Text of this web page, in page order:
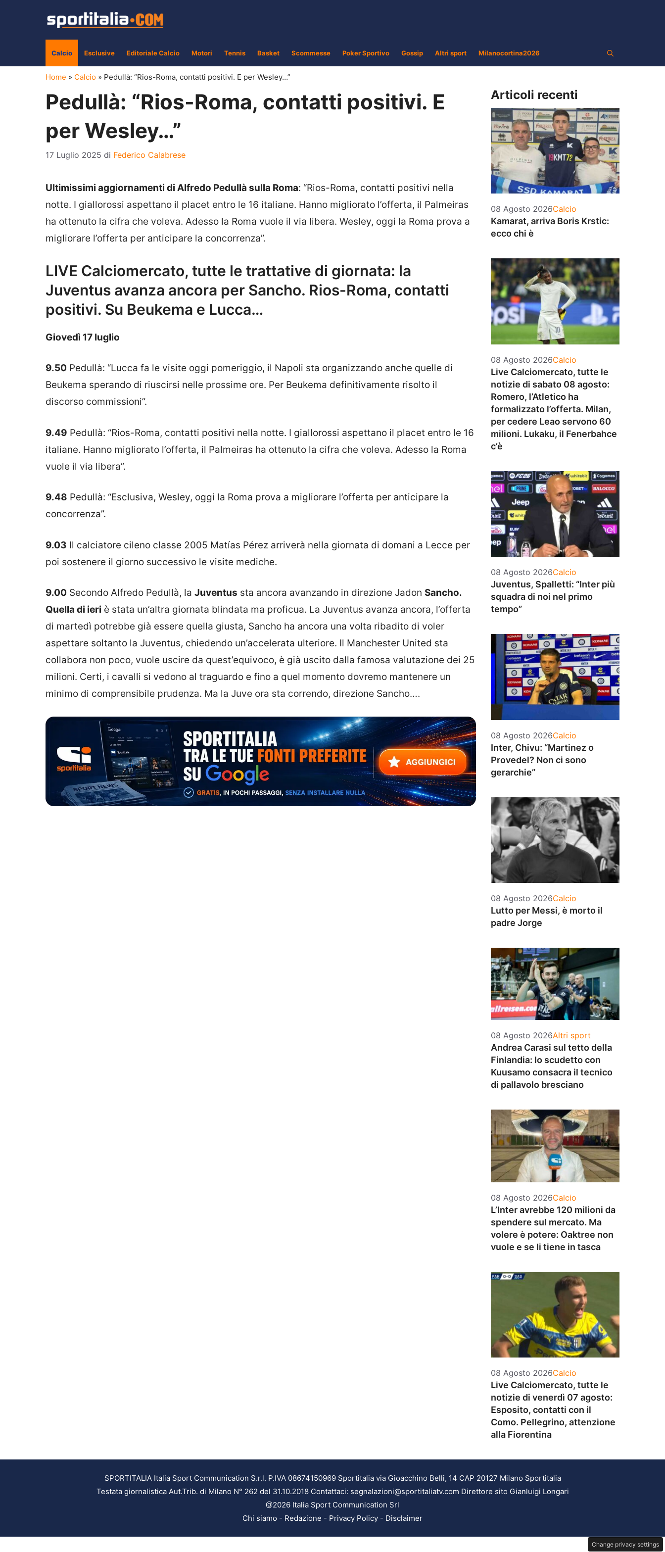
Calcio Esclusive Editoriale Calcio Motori Tennis Basket Scommesse Poker Sportivo Gossip Altri sport Milanocortina2026
Home » Calcio » Pedullà: “Rios-Roma, contatti positivi. E per Wesley…”
Pedullà: “Rios-Roma, contatti positivi. E
per Wesley…”
17 Luglio 2025 di Federico Calabrese
Ultimissimi aggiornamenti di Alfredo Pedullà sulla Roma: “Rios-Roma, contatti positivi nella
notte. I giallorossi aspettano il placet entro le 16 italiane. Hanno migliorato l’offerta, il Palmeiras
ha ottenuto la cifra che voleva. Adesso la Roma vuole il via libera. Wesley, oggi la Roma prova a
migliorare l’offerta per anticipare la concorrenza”.
LIVE Calciomercato, tutte le trattative di giornata: la
Juventus avanza ancora per Sancho. Rios-Roma, contatti
positivi. Su Beukema e Lucca…
Giovedì 17 luglio
9.50 Pedullà: “Lucca fa le visite oggi pomeriggio, il Napoli sta organizzando anche quelle di
Beukema sperando di riuscirsi nelle prossime ore. Per Beukema definitivamente risolto il
discorso commissioni”.
9.49 Pedullà: “Rios-Roma, contatti positivi nella notte. I giallorossi aspettano il placet entro le 16
italiane. Hanno migliorato l’offerta, il Palmeiras ha ottenuto la cifra che voleva. Adesso la Roma
vuole il via libera”.
9.48 Pedullà: “Esclusiva, Wesley, oggi la Roma prova a migliorare l’offerta per anticipare la
concorrenza”.
9.03 Il calciatore cileno classe 2005 Matías Pérez arriverà nella giornata di domani a Lecce per
poi sostenere il giorno successivo le visite mediche.
9.00 Secondo Alfredo Pedullà, la Juventus sta ancora avanzando in direzione Jadon Sancho.
Quella di ieri è stata un’altra giornata blindata ma proficua. La Juventus avanza ancora, l’offerta
di martedì potrebbe già essere quella giusta, Sancho ha ancora una volta ribadito di voler
aspettare soltanto la Juventus, chiedendo un’accelerata ulteriore. Il Manchester United sta
collabora non poco, vuole uscire da quest’equivoco, è già uscito dalla famosa valutazione dei 25
milioni. Certi, i cavalli si vedono al traguardo e fino a quel momento dovremo mantenere un
minimo di comprensibile prudenza. Ma la Juve ora sta correndo, direzione Sancho….
Articoli recenti
08 Agosto 2026Categorie
Calcio
Kamarat, arriva Boris Krstic:
ecco chi è
08 Agosto 2026Categorie
Calcio
Live Calciomercato, tutte le
notizie di sabato 08 agosto:
Romero, l’Atletico ha
formalizzato l’offerta. Milan,
per cedere Leao servono 60
milioni. Lukaku, il Fenerbahce
c’è
08 Agosto 2026Categorie
Calcio
Juventus, Spalletti: “Inter più
squadra di noi nel primo
tempo”
08 Agosto 2026Categorie
Calcio
Inter, Chivu: “Martinez o
Provedel? Non ci sono
gerarchie”
08 Agosto 2026Categorie
Calcio
Lutto per Messi, è morto il
padre Jorge
08 Agosto 2026Categorie
Altri sport
Andrea Carasi sul tetto della
Finlandia: lo scudetto con
Kuusamo consacra il tecnico
di pallavolo bresciano
08 Agosto 2026Categorie
Calcio
L’Inter avrebbe 120 milioni da
spendere sul mercato. Ma
volere è potere: Oaktree non
vuole e se li tiene in tasca
08 Agosto 2026Categorie
Calcio
Live Calciomercato, tutte le
notizie di venerdì 07 agosto:
Esposito, contatti con il
Como. Pellegrino, attenzione
alla Fiorentina
SPORTITALIA Italia Sport Communication S.r.l. P.IVA 08674150969 Sportitalia via Gioacchino Belli, 14 CAP 20127 Milano Sportitalia
Testata giornalistica Aut.Trib. di Milano N° 262 del 31.10.2018 Contattaci: segnalazioni@sportitaliatv.com Direttore sito Gianluigi Longari
@2026 Italia Sport Communication Srl
Chi siamo - Redazione - Privacy Policy - Disclaimer
Change privacy settings